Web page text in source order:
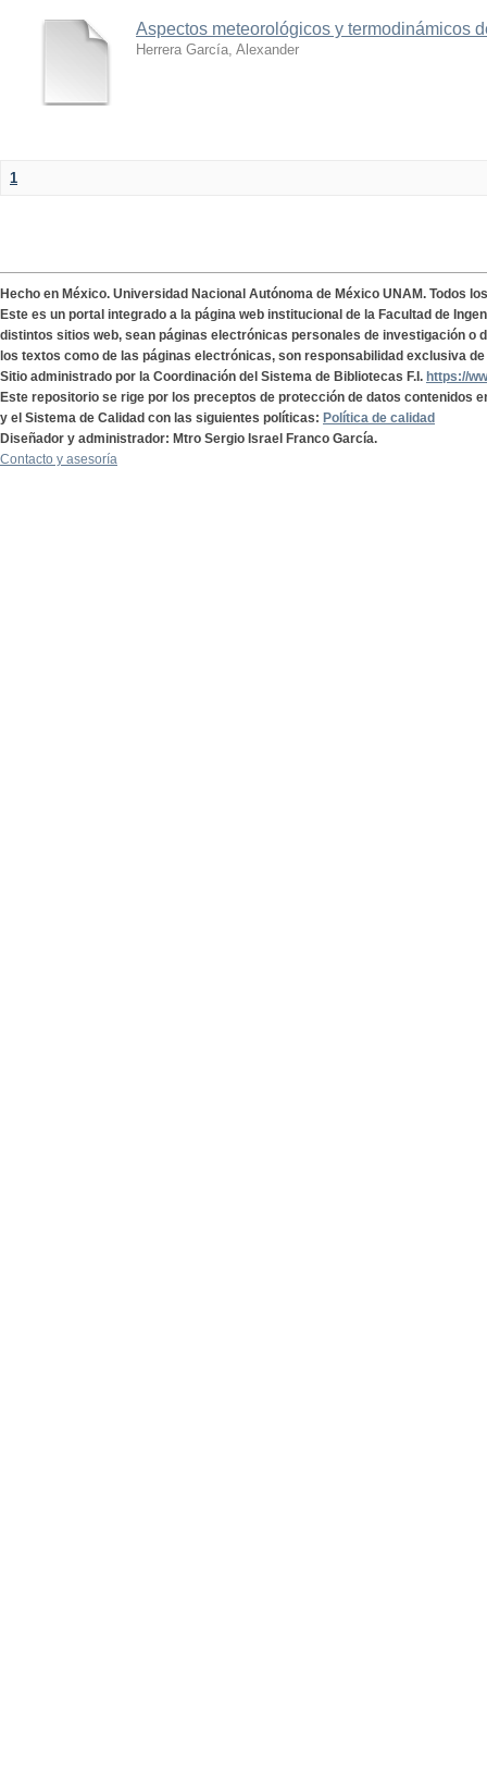
Aspectos meteorológicos y termodinámicos
Herrera García, Alexander
1
Hecho en México. Universidad Nacional Autónoma de México UNAM. Todos
Este es un portal integrado a la página web institucional de la Facultad de
distintos sitios web, sean páginas electrónicas personales de investigación o
los textos como de las páginas electrónicas, son responsabilidad exclusiva
Sitio administrado por la Coordinación del Sistema de Bibliotecas F.I. https://
Este repositorio se rige por los preceptos de protección de datos contenidos
y el Sistema de Calidad con las siguientes políticas: Política de calidad
Diseñador y administrador: Mtro Sergio Israel Franco García.
Contacto y asesoría